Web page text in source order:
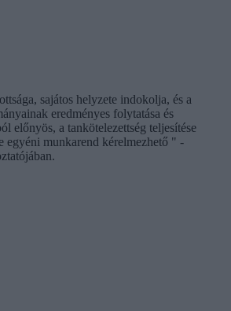
sajátos helyzete indokolja, és a
eredményes folytatása és
előnyös, a tankötelezettség teljesítése
egyéni munkarend kérelmezhető " -